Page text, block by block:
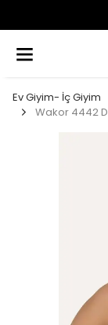
Ev Giyim- İç Giyim
Wakor 4442